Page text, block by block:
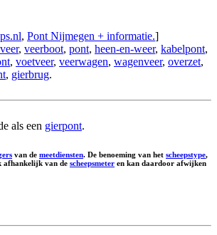
, Pont Nijmegen + informatie.]
veer, veerboot, pont, heen-en-weer, kabelpont,
, voetveer, veerwagen, wagenveer, overzet,
, gierbrug.
als een gierpont.
van de meetdiensten. De benoeming van het scheepstype,
afhankelijk van de scheepsmeter en kan daardoor afwijken